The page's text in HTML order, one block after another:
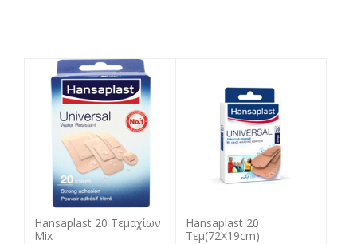
Hansaplast 20 Tεμαχίων
Mix
Hansaplast 20
Tεμ(72Χ19cm)